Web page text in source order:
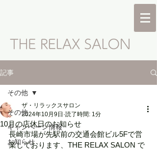
記事
その他
キャンペーン情報
お知らせ
その他
10月の店休日のお知らせ
ザ・リラックスサロン
2024年10月9日 読了時間: 1分
長崎市場が先駅前の交通会館ビル5Fで営
業しております、THE RELAX SALON で